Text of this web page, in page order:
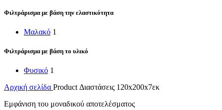
Φιλτράρισμα με βάση την ελαστικότητα
Μαλακό 1
Φιλτράρισμα με βάση το υλικό
Φυσικό 1
Αρχική σελίδα Product Διαστάσεις 120x200x7εκ
Εμφάνιση του μοναδικού αποτελέσματος